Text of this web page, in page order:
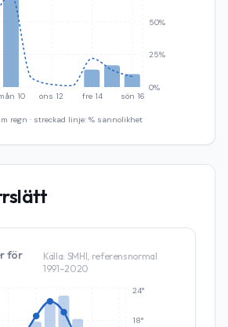
10 ons 12 fre 14 sön 16
0%
25%
50%
regn · streckad linje: % sannolikhet
för
Källa: SMHI, referensnormal
1991–2020
18°
24°